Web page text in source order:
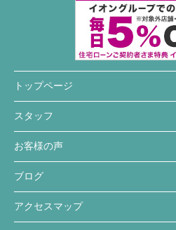
トップページ
スタッフ
お客様の声
ブログ
アクセスマップ